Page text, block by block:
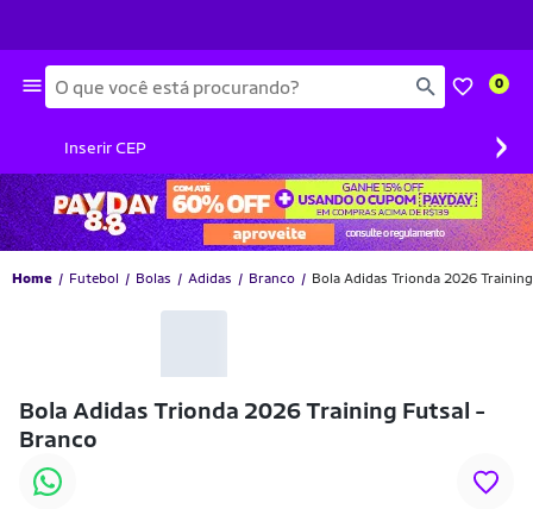
Busca 0
Inserir CEP ›
Home Futebol Bolas Adidas Branco Bola Adidas Trionda 2026
Bola Adidas Trionda 2026 Training Futsal -
Branco
-22% OFF